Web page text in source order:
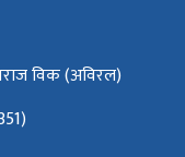
विक (अविरल)